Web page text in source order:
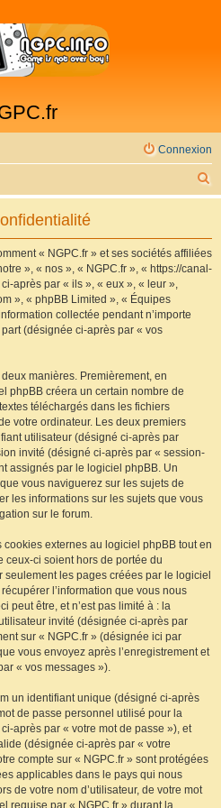
Connexion
e
e
« NGPC.fr » et ses sociétés affiliées
», « nos », « NGPC.fr », « https://canal-
après par « ils », « eux », « leur »,
», « phpBB Limited », « Équipes
collectée pendant n’importe
(désignée ci-après par « vos
manières. Premièrement, en
phpBB créera un certain nombre de
téléchargés dans les fichiers
votre ordinateur. Les deux premiers
utilisateur (désigné ci-après par
invité (désigné ci-après par « session-
assignés par le logiciel phpBB. Un
vous naviguerez sur les sujets de
les informations sur les sujets que vous
sur le forum.
externes au logiciel phpBB tout en
ceux-ci soient hors de portée du
les pages créées par le logiciel
l’information que vous nous
peut être, et n’est pas limité à : la
invité (désignée ci-après par
sur « NGPC.fr » (désignée ici par
vous envoyez après l’enregistrement et
« vos messages »).
un identifiant unique (désigné ci-après
de passe personnel utilisé pour la
après par « votre mot de passe »), et
(désignée ci-après par « votre
compte sur « NGPC.fr » sont protégées
applicables dans le pays qui nous
de votre nom d’utilisateur, de votre mot